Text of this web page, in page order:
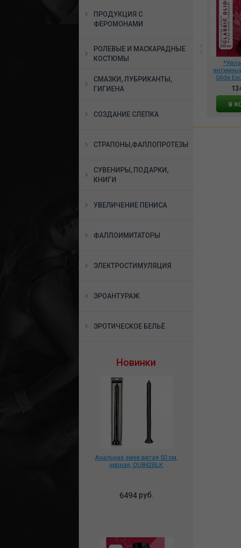
ПРОДУКЦИЯ С
ФЕРОМОНАМИ
РОЛЕВЫЕ И МАСКАРАДНЫЕ
КОСТЮМЫ
СМАЗКИ, ЛУБРИКАНТЫ,
ГИГИЕНА
СОЗДАНИЕ СЛЕПКА
СТРАПОНЫ,ФАЛЛОПРОТЕЗЫ
СУВЕНИРЫ, ПОДАРКИ,
КНИГИ
УВЕЛИЧЕНИЕ ПЕНИСА
ФАЛЛОИМИТАТОРЫ
ЭЛЕКТРОСТИМУЛЯЦИЯ
ЭРОАНТУРАЖ
ЭРОТИЧЕСКОЕ БЕЛЬЁ
Новинки
Анальная змея витая 50 см.
черная, OU842BLK
6494руб.
анальный The Hook 30
мм шарик, 743-03
*Вагинальные шарики
вибрацией и ДУ, BI-
Glide
В